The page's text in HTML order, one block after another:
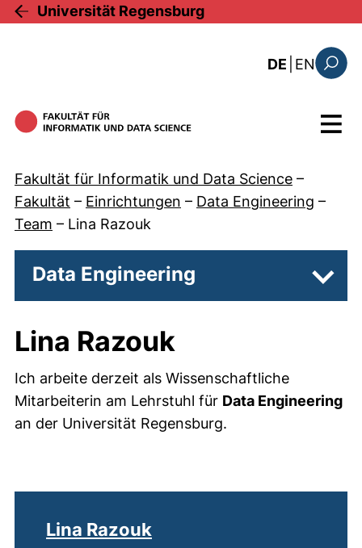
Direkt zum Inhalt
Universität Regensburg
DE EN: the
Menü
Fakultät für Informatik und Data Science –
Fakultät – Einrichtungen – Data Engineering –
Team – Lina Razouk
Data Engineering
Lina Razouk
Ich arbeite derzeit als Wissenschaftliche
Mitarbeiterin am Lehrstuhl für Data Engineering
an der Universität Regensburg.
Lina Razouk